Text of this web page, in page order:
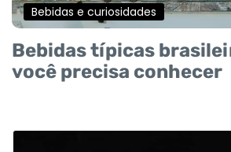
Bebidas e curiosidades
Bebidas típicas
você precisa conhecer